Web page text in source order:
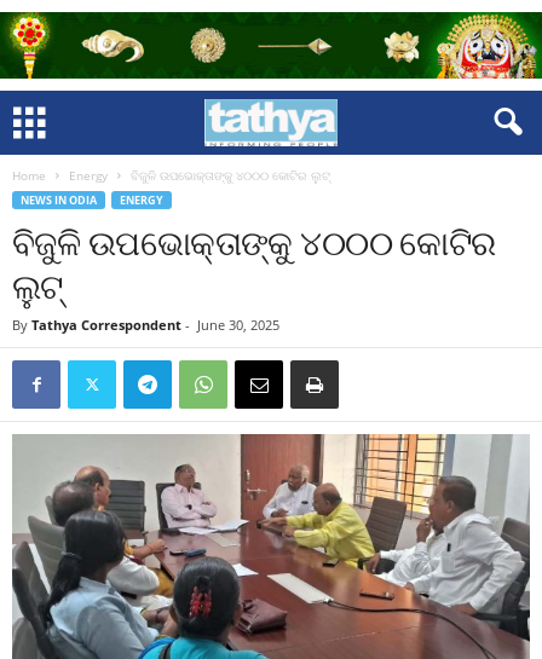
Home Energy ବିଜୁଳି ଉପଭୋକ୍ତାଙ୍କୁ ୪୦୦୦ କୋଟିର ଲୁଟ୍‌
NEWS IN ODIA ENERGY
ବିଜୁଳି ଉପଭୋକ୍ତାଙ୍କୁ ୪୦୦୦ କୋଟିର
ଲୁଟ୍‌
By Tathya Correspondent - June 30, 2025